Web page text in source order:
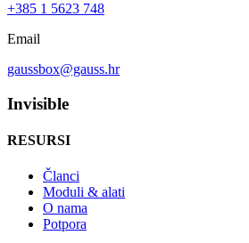
+385 1 5623 748
Email
gaussbox@gauss.hr
Invisible
RESURSI
Članci
Moduli & alati
O nama
Potpora